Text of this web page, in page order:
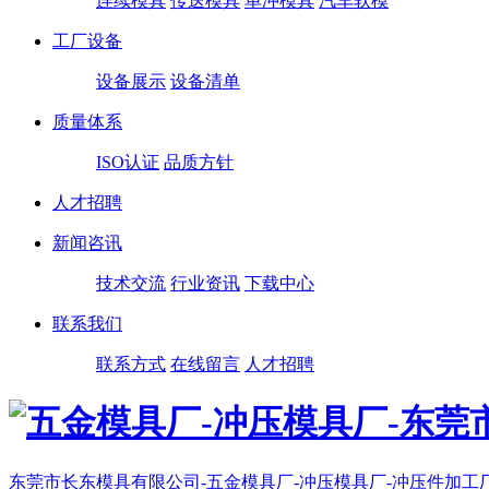
工厂设备
设备展示 设备清单
质量体系
ISO认证 品质方针
人才招聘
新闻咨讯
技术交流 行业资讯 下载中心
联系我们
联系方式 在线留言 人才招聘
东莞市长东模具有限公司-五金模具厂-冲压模具厂-冲压件加工